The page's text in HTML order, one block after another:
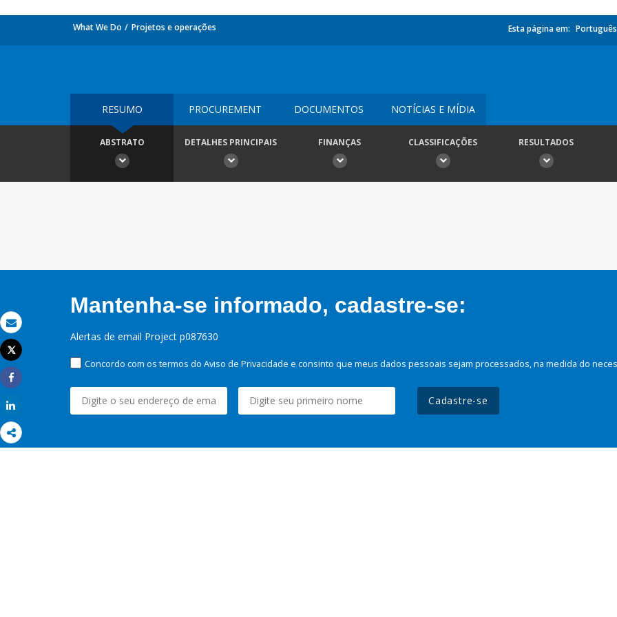
Email
Imprimir
Tweet
Share
What We Do Projetos e operações Esta página em: Português
RESUMO PROCUREMENT DOCUMENTOS NOTÍCIAS E MÍDIA
ABSTRATO DETALHES PRINCIPAIS FINANÇAS CLASSIFICAÇÕES RESULTADOS
Mantenha-se informado, cadastre-se:
Alertas de email Project p087630
Concordo com os termos do Aviso de Privacidade e consinto que meus dados pessoais sejam processados, na medida do
Cadastre-se